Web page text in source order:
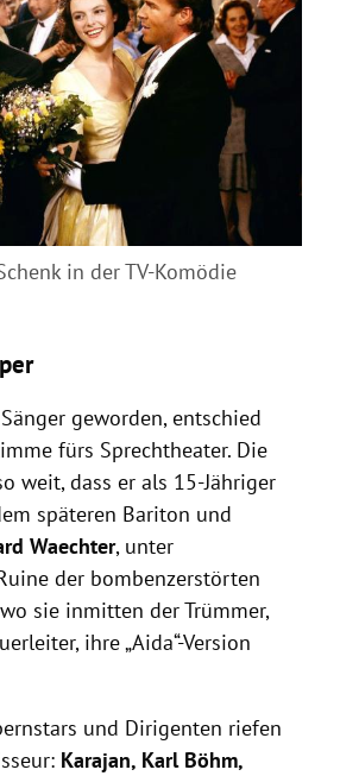
in der TV-Komödie
geworden, entschied
fürs Sprechtheater. Die
weit, dass er als 15-Jähriger
späteren Bariton und
Waechter, unter
der bombenzerstörten
sie inmitten der Trümmer,
ihre „Aida“-Version
und Dirigenten riefen
Karajan, Karl Böhm,